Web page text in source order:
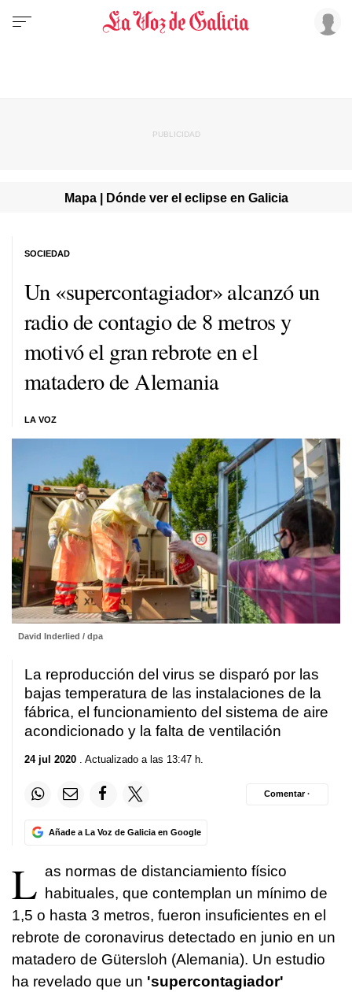
Mapa | Dónde ver el eclipse en Galicia
Un «supercontagiador» alcanzó un
radio de contagio de 8 metros y
motivó el gran rebrote en el
matadero de Alemania
LA VOZ
SOCIEDAD
David Inderlied / dpa
La reproducción del virus se disparó por las
bajas temperatura de las instalaciones de la
fábrica, el funcionamiento del sistema de aire
acondicionado y la falta de ventilación
24 jul 2020 . Actualizado a las 13:47 h.
Añade a La Voz de Galicia en Google
Comentar ·
L as normas de distanciamiento físico
habituales, que contemplan un mínimo de
1,5 o hasta 3 metros, fueron insuficientes en el
rebrote de coronavirus detectado en junio en un
matadero de Gütersloh (Alemania). Un estudio
ha revelado que un 'supercontagiador'